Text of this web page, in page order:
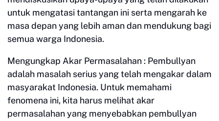
untuk mengatasi tantangan ini serta mengarah ke
masa depan yang lebih aman dan mendukung bagi
semua warga Indonesia.
Mengungkap Akar Permasalahan : Pembullyan
adalah masalah serius yang telah mengakar dalam
masyarakat Indonesia. Untuk memahami
fenomena ini, kita harus melihat akar
permasalahan yang menyebabkan pembullyan